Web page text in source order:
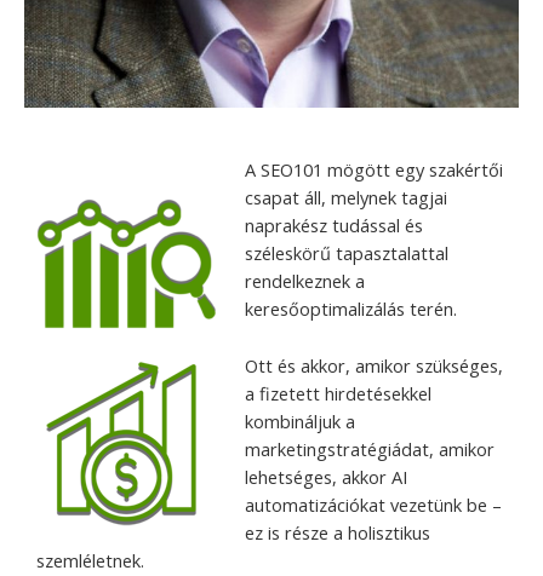
A SEO101 mögött egy szakértői
csapat áll, melynek tagjai
naprakész tudással és
széleskörű tapasztalattal
rendelkeznek a
keresőoptimalizálás terén.
Ott és akkor, amikor szükséges,
a fizetett hirdetésekkel
kombináljuk a
marketingstratégiádat, amikor
lehetséges, akkor AI
automatizációkat vezetünk be –
ez is része a holisztikus
szemléletnek.